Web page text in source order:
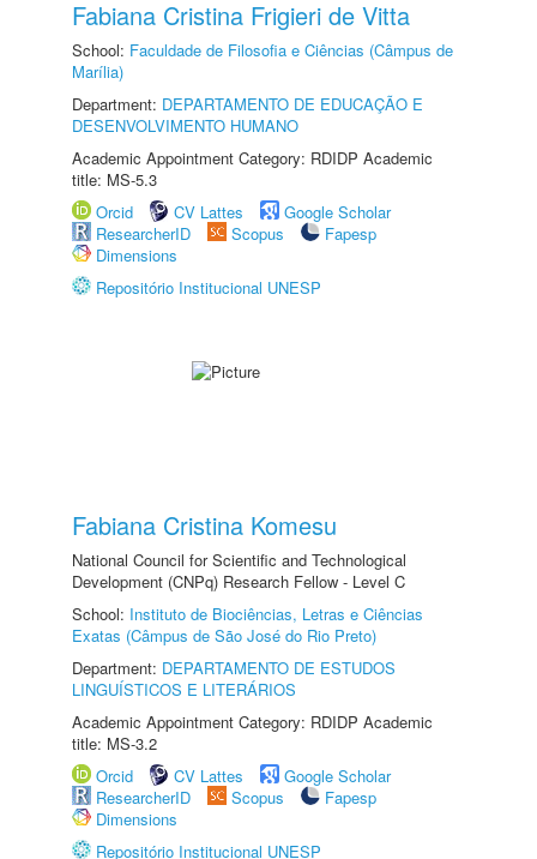
Fabiana Cristina Frigieri de Vitta
School: Faculdade de Filosofia e Ciências (Câmpus de
Marília)
Department: DEPARTAMENTO DE EDUCAÇÃO E
DESENVOLVIMENTO HUMANO
Academic Appointment Category: RDIDP Academic
title: MS-5.3
Orcid
CV Lattes
Google Scholar
ResearcherID
Scopus
Fapesp
Dimensions
Repositório Institucional UNESP
Fabiana Cristina Komesu
National Council for Scientific and Technological
Development (CNPq) Research Fellow - Level C
School: Instituto de Biociências, Letras e Ciências
Exatas (Câmpus de São José do Rio Preto)
Department: DEPARTAMENTO DE ESTUDOS
LINGUÍSTICOS E LITERÁRIOS
Academic Appointment Category: RDIDP Academic
title: MS-3.2
Orcid
CV Lattes
Google Scholar
ResearcherID
Scopus
Fapesp
Dimensions
Repositório Institucional UNESP